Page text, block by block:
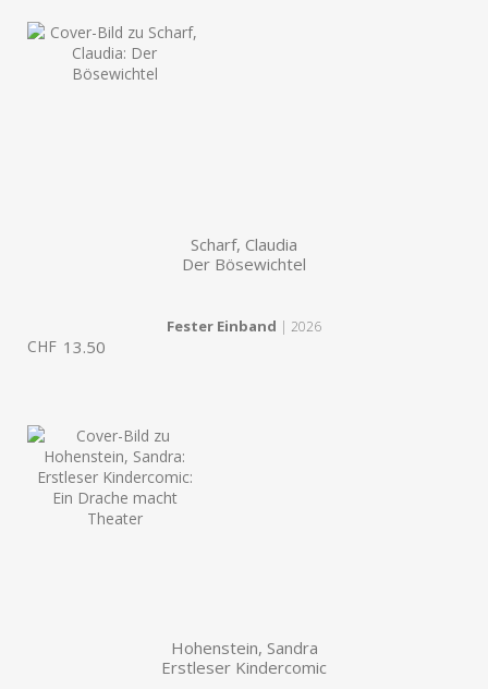
Scharf, Claudia
Der Bösewichtel
Fester Einband | 2026
CHF 13.50
Hohenstein, Sandra
Erstleser Kindercomic